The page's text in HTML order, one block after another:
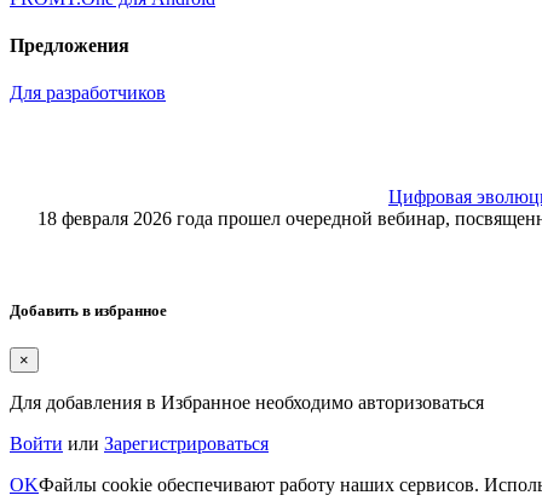
Предложения
Для разработчиков
Цифровая
18 февраля 2026 года прошел очередной вебинар,
Добавить в избранное
×
Для добавления в Избранное необходимо авторизоваться
Войти или Зарегистрироваться
OKФайлы cookie обеспечивают работу наших сервисов.